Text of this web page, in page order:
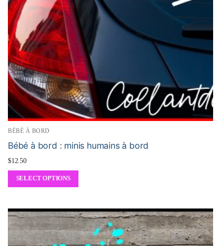
BÉBÉ À BORD
Bébé à bord : minis humains à bord
$12.50
SELECT OPTIONS